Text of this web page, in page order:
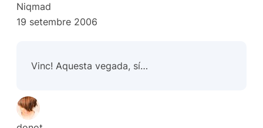
Niqmad
19 setembre 2006
Vinc! Aquesta vegada, sí…